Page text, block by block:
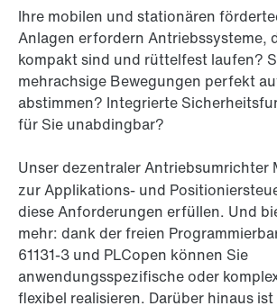
Ihre mobilen und stationären
Anlagen erfordern Antriebssysteme,
kompakt sind und rüttelfest laufen?
mehrachsige Bewegungen perfekt
abstimmen? Integrierte
für Sie unabdingbar?
Unser dezentraler Antriebsumrichter
zur Applikations- und
diese Anforderungen erfüllen. Und
mehr: dank der freien
61131-3 und PLCopen können Sie
anwendungsspezifische oder
flexibel realisieren. Darüber hinaus